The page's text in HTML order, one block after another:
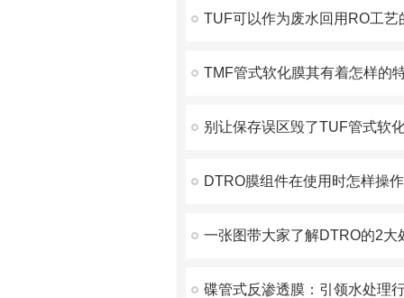
TMF管式软化膜其有着怎样的
一张图带大家了解DTRO的2大
碟管式反渗透膜：引领水处理